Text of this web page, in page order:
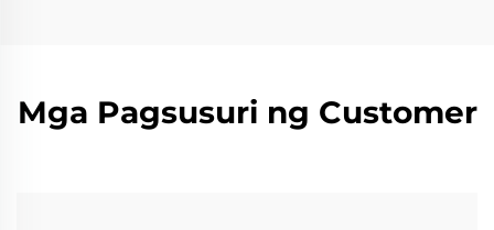
Mga Pagsusuri ng Customer